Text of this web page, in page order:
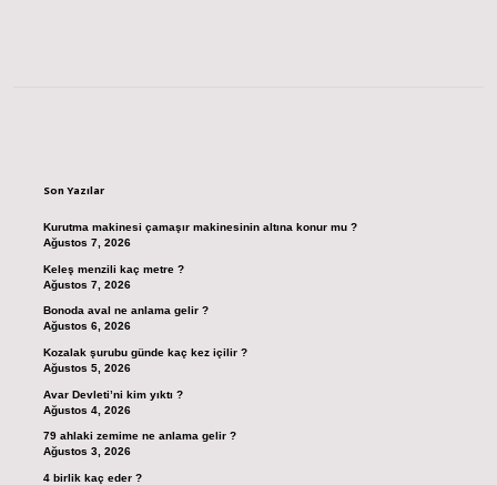
Son Yazılar
Kurutma makinesi çamaşır makinesinin altına konur mu ?
Ağustos 7, 2026
Keleş menzili kaç metre ?
Ağustos 7, 2026
Bonoda aval ne anlama gelir ?
Ağustos 6, 2026
Kozalak şurubu günde kaç kez içilir ?
Ağustos 5, 2026
Avar Devleti’ni kim yıktı ?
Ağustos 4, 2026
79 ahlaki zemime ne anlama gelir ?
Ağustos 3, 2026
4 birlik kaç eder ?